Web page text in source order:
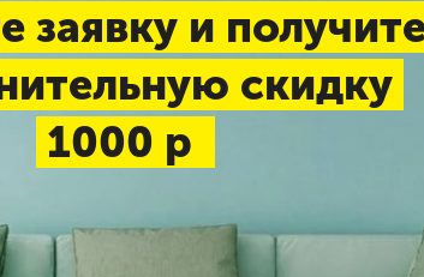
DHP-07 DRAGON ON-
Dahatsu
заявку и
скидку
1000 р